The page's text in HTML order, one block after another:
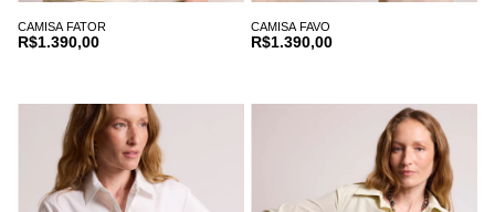
CAMISA FATOR
R$1.390,00
CAMISA FAVO
R$1.390,00